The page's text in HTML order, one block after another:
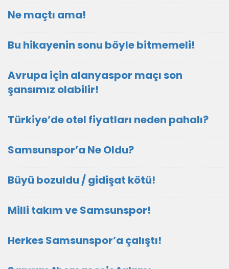
Ne maçtı ama!
Bu hikayenin sonu böyle bitmemeli!
Avrupa için alanyaspor maçı son
şansımız olabilir!
Türkiye’de otel fiyatları neden pahalı?
Samsunspor’a Ne Oldu?
Büyü bozuldu / gidişat kötü!
Milli takım ve Samsunspor!
Herkes Samsunspor’a çalıştı!